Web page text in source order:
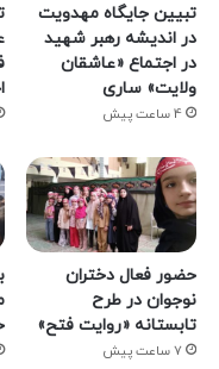
تبیین جایگاه مهدویت
در اندیشه رهبر شهید
در اجتماع «عاشقان
ولایت» ساری
4 ساعت پیش
حضور فعال دختران
نوجوان در طرح
تابستانه «روایت فتح»
7 ساعت پیش